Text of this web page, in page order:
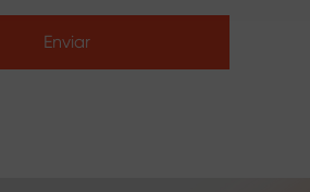
Enviar